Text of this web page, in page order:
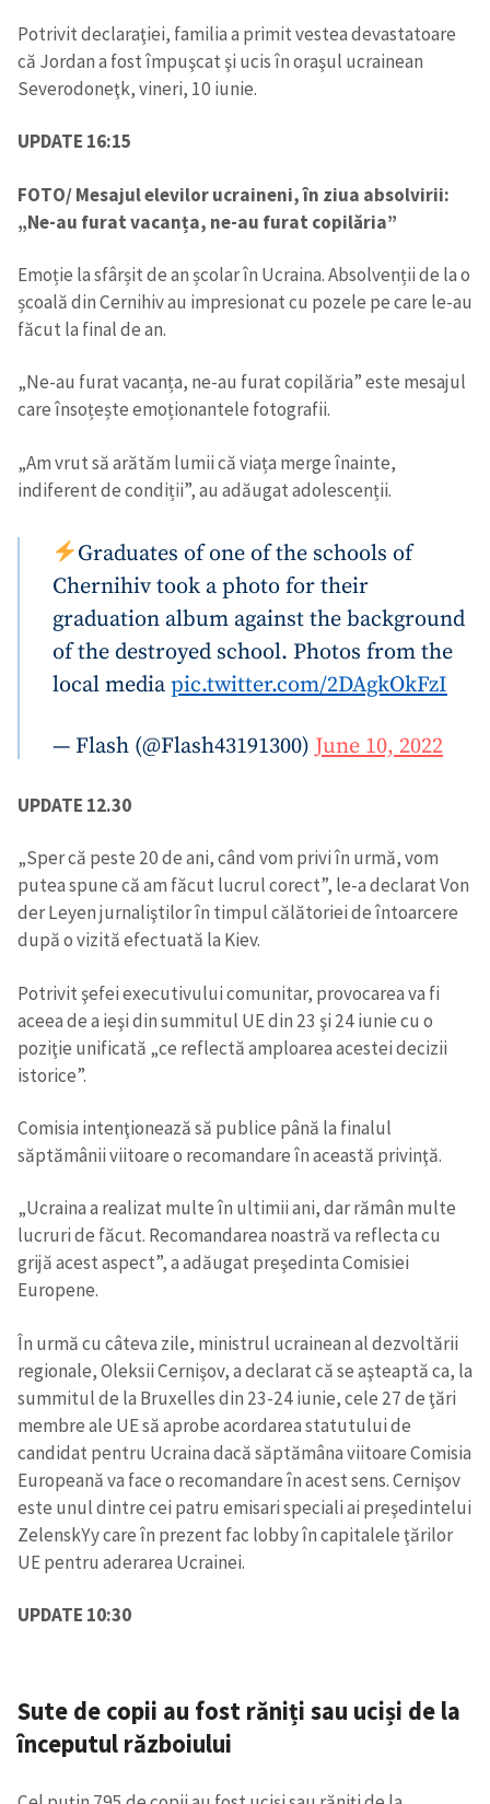
Potrivit declaraţiei, familia a primit vestea devastatoare
că Jordan a fost împuşcat şi ucis în oraşul ucrainean
Severodoneţk, vineri, 10 iunie.
UPDATE 16:15
FOTO/ Mesajul elevilor ucraineni, în ziua absolvirii:
„Ne-au furat vacanța, ne-au furat copilăria”
Emoție la sfârșit de an școlar în Ucraina. Absolvenții de la o
școală din Cernihiv au impresionat cu pozele pe care le-au
făcut la final de an.
„Ne-au furat vacanța, ne-au furat copilăria” este mesajul
care însoțește emoționantele fotografii.
„Am vrut să arătăm lumii că viața merge înainte,
indiferent de condiții”, au adăugat adolescenții.
Graduates of one of the schools of
Chernihiv took a photo for their
graduation album against the background
of the destroyed school. Photos from the
local mediapic.twitter.com/2DAgkOkFzI
— Flash (@Flash43191300) June 10, 2022
UPDATE 12.30
„Sper că peste 20 de ani, când vom privi în urmă, vom
putea spune că am făcut lucrul corect”, le-a declarat Von
der Leyen jurnaliştilor în timpul călătoriei de întoarcere
după o vizită efectuată la Kiev.
Potrivit şefei executivului comunitar, provocarea va fi
aceea de a ieşi din summitul UE din 23 şi 24 iunie cu o
poziţie unificată „ce reflectă amploarea acestei decizii
istorice”.
Comisia intenţionează să publice până la finalul
săptămânii viitoare o recomandare în această privinţă.
„Ucraina a realizat multe în ultimii ani, dar rămân multe
lucruri de făcut. Recomandarea noastră va reflecta cu
grijă acest aspect”, a adăugat preşedinta Comisiei
Europene.
În urmă cu câteva zile, ministrul ucrainean al dezvoltării
regionale, Oleksii Cernişov, a declarat că se aşteaptă ca, la
summitul de la Bruxelles din 23-24 iunie, cele 27 de ţări
membre ale UE să aprobe acordarea statutului de
candidat pentru Ucraina dacă săptămâna viitoare Comisia
Europeană va face o recomandare în acest sens. Cernişov
este unul dintre cei patru emisari speciali ai preşedintelui
ZelenskYy care în prezent fac lobby în capitalele ţărilor
UE pentru aderarea Ucrainei.
UPDATE 10:30
Sute de copii au fost răniți sau uciși de la
începutul războiului